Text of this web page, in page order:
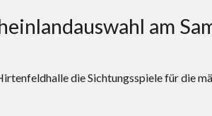
am
die Sichtungsspiele für die